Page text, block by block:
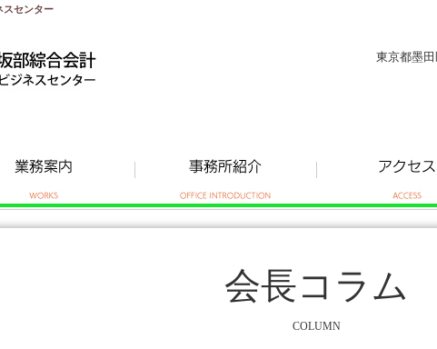
センター
東京都墨
会長コラム
COLUMN